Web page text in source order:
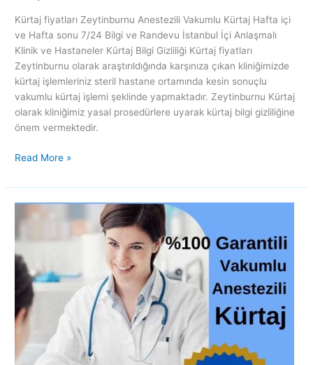
Kürtaj fiyatları Zeytinburnu Anestezili Vakumlu Kürtaj Hafta içi
ve Hafta sonu 7/24 Bilgi ve Randevu İstanbul İçi Anlaşmalı
Klinik ve Hastaneler Kürtaj Bilgi Gizliliği Kürtaj fiyatları
Zeytinburnu olarak araştırıldığında karşınıza çıkan kliniğimizde
kürtaj işlemleriniz steril hastane ortamında kesin sonuçlu
vakumlu kürtaj işlemi şeklinde yapmaktadır. Zeytinburnu Kürtaj
olarak kliniğimiz yasal prosedürlere uyarak kürtaj bilgi gizliliğine
önem vermektedir.
Read More »
Kürtaj
fiyatları
1
aylık